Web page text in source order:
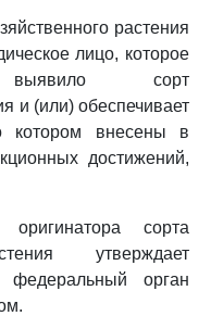
растения
лицо, которое
сорт
и (или) обеспечивает
котором внесены в
достижений,
сорта
утверждает
федеральный орган